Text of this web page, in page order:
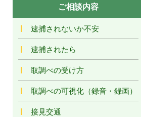
ご相談内容
逮捕されないか不安
逮捕されたら
取調べの受け方
取調べの可視化（録音・録画）
接見交通